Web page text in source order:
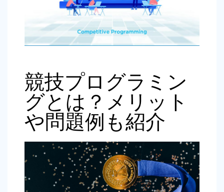
競技プログラミン
グとは？メリット
や問題例も紹介